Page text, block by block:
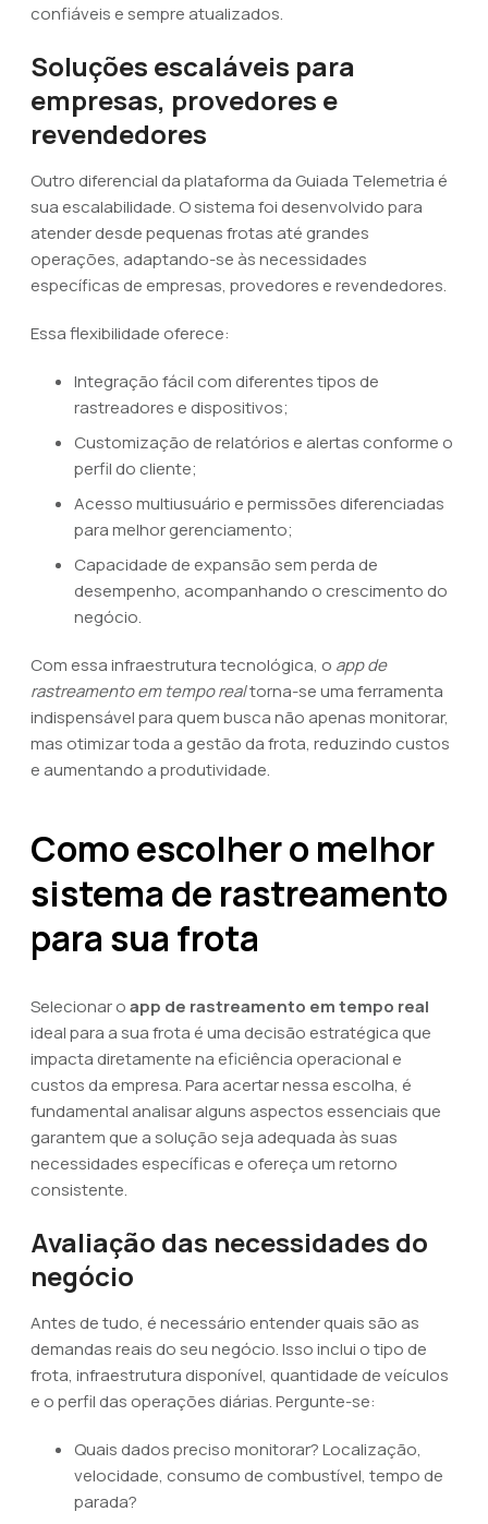
confiáveis e sempre atualizados.
Soluções escaláveis para
empresas, provedores e
revendedores
Outro diferencial da plataforma da Guiada Telemetria é
sua escalabilidade. O sistema foi desenvolvido para
atender desde pequenas frotas até grandes
operações, adaptando-se às necessidades
específicas de empresas, provedores e revendedores.
Essa flexibilidade oferece:
Integração fácil com diferentes tipos de
rastreadores e dispositivos;
Customização de relatórios e alertas conforme o
perfil do cliente;
Acesso multiusuário e permissões diferenciadas
para melhor gerenciamento;
Capacidade de expansão sem perda de
desempenho, acompanhando o crescimento do
negócio.
Com essa infraestrutura tecnológica, o app de
rastreamento em tempo realtorna-se uma ferramenta
indispensável para quem busca não apenas monitorar,
mas otimizar toda a gestão da frota, reduzindo custos
e aumentando a produtividade.
Como escolher o melhor
sistema de rastreamento
para sua frota
Selecionar oapp de rastreamento em tempo real
ideal para a sua frota é uma decisão estratégica que
impacta diretamente na eficiência operacional e
custos da empresa. Para acertar nessa escolha, é
fundamental analisar alguns aspectos essenciais que
garantem que a solução seja adequada às suas
necessidades específicas e ofereça um retorno
consistente.
Avaliação das necessidades do
negócio
Antes de tudo, é necessário entender quais são as
demandas reais do seu negócio. Isso inclui o tipo de
frota, infraestrutura disponível, quantidade de veículos
e o perfil das operações diárias. Pergunte-se:
Quais dados preciso monitorar? Localização,
velocidade, consumo de combustível, tempo de
parada?